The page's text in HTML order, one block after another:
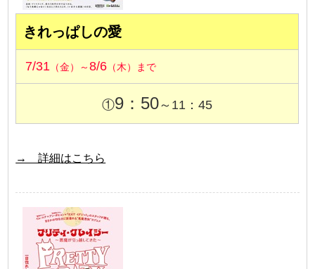
きれっぱしの愛
7/31 （金）～8/6 （木）まで
①9：50～11：45
→ 詳細はこちら